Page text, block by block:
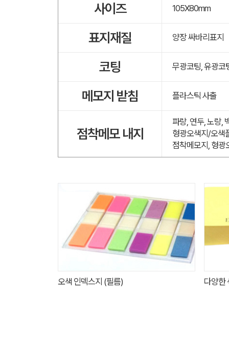
사이즈 105X80mm
표지재질 양장 싸바리표지
코팅 무광코팅, 유광코
메모지 받침 플라스틱 사출
점착메모 내지
파랑, 연두, 노랑,
형광오색지/오색
점착메모지, 형광
오색 인덱스지 (필름) 다양한